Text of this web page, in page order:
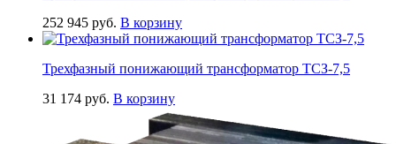
252 945 руб. В корзину
Трехфазный понижающий трансформатор ТСЗ-7,5
31 174 руб. В корзину